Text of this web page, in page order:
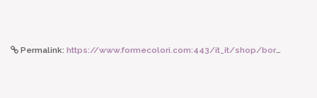
Permalink: https://www.formecolori.com:443/it_it/shop/borse_e_zaini/borse/dragon_diffusion_mini_inside_out_naranja/6920